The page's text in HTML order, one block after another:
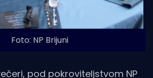
Foto: NP Brijuni
pod pokroviteljstvom NP